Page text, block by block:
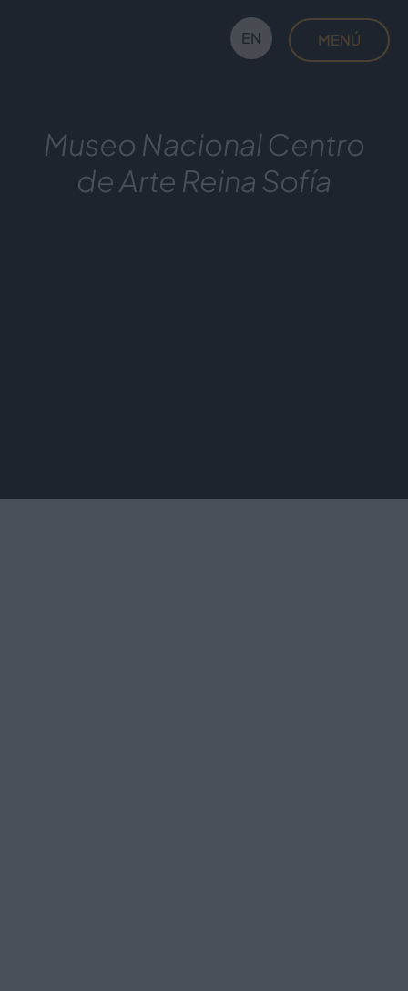
EN
Voilàrt
MENÚ
Museo Nacional Centro
de Arte Reina Sofía